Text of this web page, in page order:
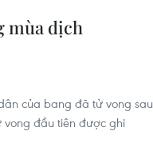
mùa dịch
của bang đã tử vong sau
vong đầu tiên được ghi